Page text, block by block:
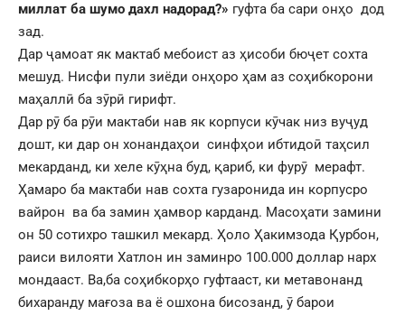
миллат ба шумо дахл надорад?» гуфта ба сари онҳо дод
зад.
Дар ҷамоат як мактаб мебоист аз ҳисоби бюҷет сохта
мешуд. Нисфи пули зиёди онҳоро ҳам аз соҳибкорони
маҳаллӣ ба зӯрӣ гирифт.
Дар рӯ ба рӯи мактаби нав як корпуси кӯчак низ вуҷуд
дошт, ки дар он хонандаҳои синфҳои ибтидоӣ таҳсил
мекарданд, ки хеле кӯҳна буд, қариб, ки фурӯ мерафт.
Ҳамаро ба мактаби нав сохта гузаронида ин корпусро
вайрон ва ба замин ҳамвор карданд. Масоҳати замини
он 50 сотихро ташкил мекард. Ҳоло Ҳакимзода Қурбон,
раиси вилояти Хатлон ин заминро 100.000 доллар нарх
мондааст. Ва,ба соҳибкорҳо гуфтааст, ки метавонанд
бихаранду мағоза ва ё ошхона бисозанд, ӯ барои